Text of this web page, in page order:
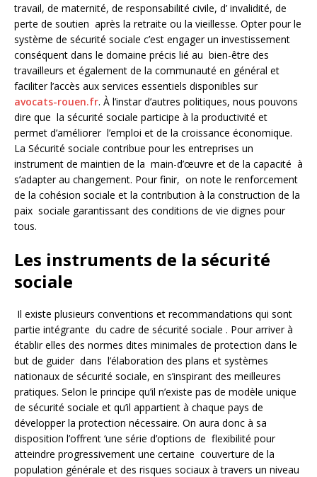
travail, de maternité, de responsabilité civile, d’ invalidité, de
perte de soutien après la retraite ou la vieillesse. Opter pour le
système de sécurité sociale c’est engager un investissement
conséquent dans le domaine précis lié au bien-être des
travailleurs et également de la communauté en général et
faciliter l’accès aux services essentiels disponibles sur
avocats-rouen.fr. À l’instar d’autres politiques, nous pouvons
dire que la sécurité sociale participe à la productivité et
permet d’améliorer l’emploi et de la croissance économique.
La Sécurité sociale contribue pour les entreprises un
instrument de maintien de la main-d’œuvre et de la capacité à
s’adapter au changement. Pour finir, on note le renforcement
de la cohésion sociale et la contribution à la construction de la
paix sociale garantissant des conditions de vie dignes pour
tous.
Les instruments de la sécurité
sociale
Il existe plusieurs conventions et recommandations qui sont
partie intégrante du cadre de sécurité sociale . Pour arriver à
établir elles des normes dites minimales de protection dans le
but de guider dans l’élaboration des plans et systèmes
nationaux de sécurité sociale, en s’inspirant des meilleures
pratiques. Selon le principe qu’il n’existe pas de modèle unique
de sécurité sociale et qu’il appartient à chaque pays de
développer la protection nécessaire. On aura donc à sa
disposition l’offrent ‘une série d’options de flexibilité pour
atteindre progressivement une certaine couverture de la
population générale et des risques sociaux à travers un niveau